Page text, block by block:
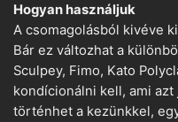
Hogyan használjuk
A csomagolásból kivéve
Bár ez változhat a
Sculpey, Fimo, Kato
kondícionálni kell, ami
történhet a kezünkkel,